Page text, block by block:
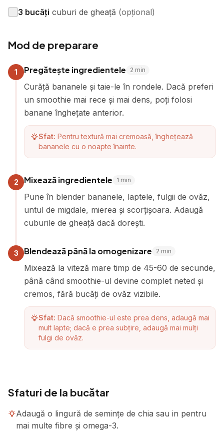
3 bucăți cuburi de gheață (opțional)
Mod de preparare
1 Pregătește ingredientele 2 min
Curăță bananele și taie-le în rondele. Dacă preferi
un smoothie mai rece și mai dens, poți folosi
banane înghețate anterior.
Sfat: Pentru textură mai cremoasă, înghețează
bananele cu o noapte înainte.
2 Mixează ingredientele 1 min
Pune în blender bananele, laptele, fulgii de ovăz,
untul de migdale, mierea și scorțișoara. Adaugă
cuburile de gheață dacă dorești.
3 Blendează până la omogenizare 2 min
Mixează la viteză mare timp de 45-60 de secunde,
până când smoothie-ul devine complet neted și
cremos, fără bucăți de ovăz vizibile.
Sfat: Dacă smoothie-ul este prea dens, adaugă mai
mult lapte; dacă e prea subțire, adaugă mai mulți
fulgi de ovăz.
Sfaturi de la bucătar
Adaugă o lingură de semințe de chia sau in pentru
mai multe fibre și omega-3.